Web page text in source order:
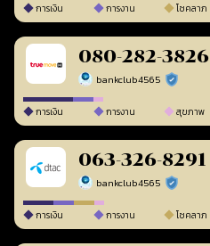
การเงิน การงาน โชคลาภ
080-282-3826
bankclub4565 ร้านยืนยันแล้ว
การเงิน การงาน สุขภาพ
063-326-8291
bankclub4565 ร้านยืนยันแล้ว
การเงิน การงาน โชคลาภ